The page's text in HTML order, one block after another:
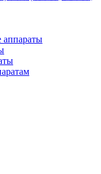
аппараты